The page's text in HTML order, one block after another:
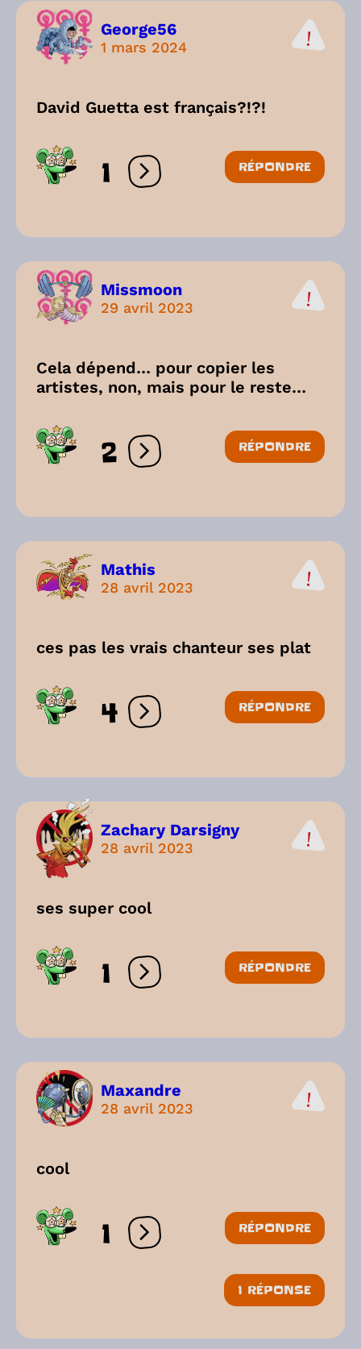
George56
1 mars 2024
David Guetta est français?!?!
1 Ouvrir les réactions
RÉPONDRE
Missmoon
29 avril 2023
Cela dépend… pour copier les
artistes, non, mais pour le reste…
2 Ouvrir les réactions
RÉPONDRE
Mathis
28 avril 2023
ces pas les vrais chanteur ses plat
4 Ouvrir les réactions
RÉPONDRE
Zachary Darsigny
28 avril 2023
ses super cool
1 Ouvrir les réactions
RÉPONDRE
Maxandre
28 avril 2023
cool
1 Ouvrir les réactions
RÉPONDRE
1 RÉPONSE